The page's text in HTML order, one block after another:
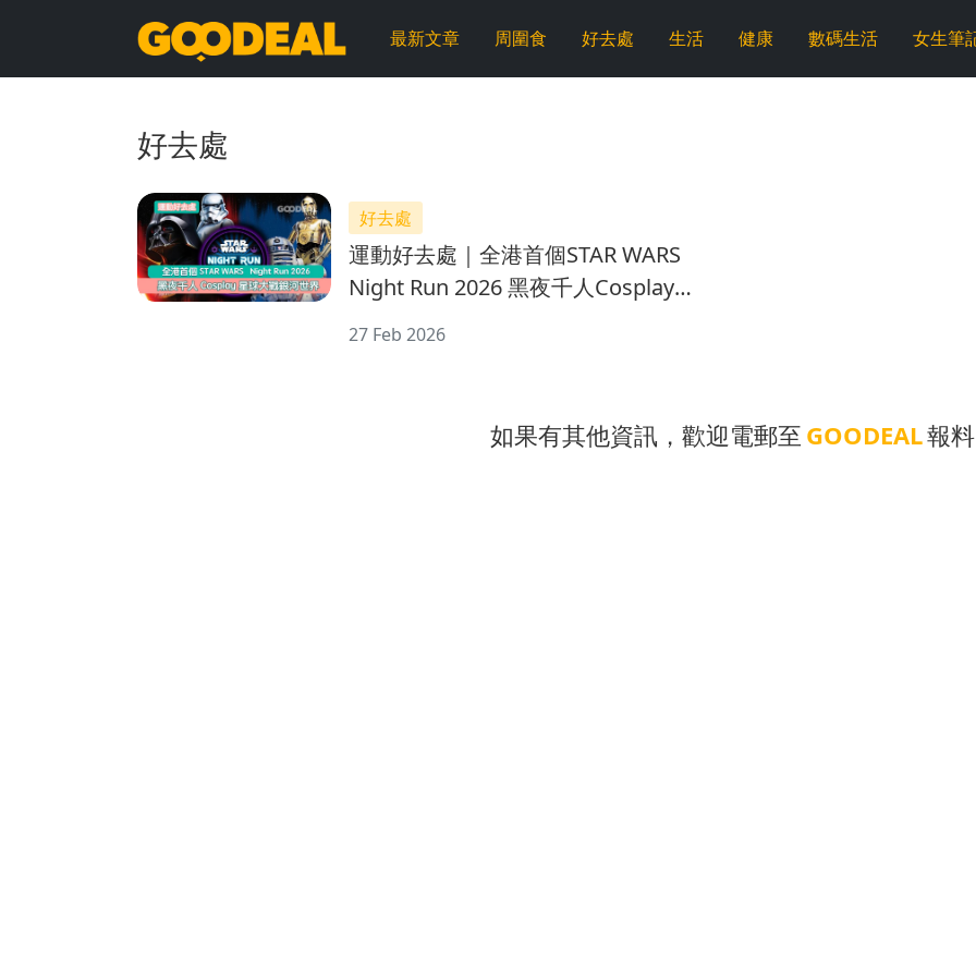
GOODEAL
早
最新文章 周圍食 好去處 生活 健康 數碼生活 女生筆
好去處
好去處
運動好去處｜全港首個STAR WARS
Night Run 2026 黑夜千人Cosplay星
27 Feb 2026
如果有其他資訊，歡迎電郵至 GOODEAL報料